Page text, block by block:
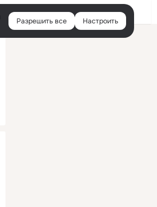
Войти
Разрешить все Настроить